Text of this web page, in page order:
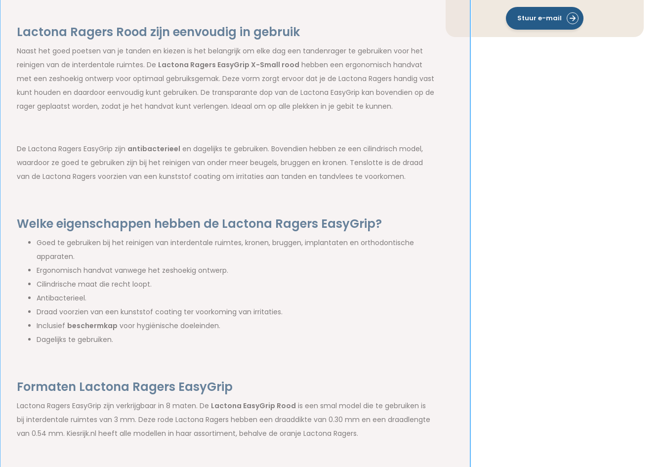
Lactona Ragers Rood zijn eenvoudig in gebruik
Naast het goed poetsen van je tanden en kiezen is het belangrijk om elke dag een tandenrager te gebruiken voor het
reinigen van de interdentale ruimtes. De Lactona Ragers EasyGrip X-Small rood hebben een ergonomisch handvat
met een zeshoekig ontwerp voor optimaal gebruiksgemak. Deze vorm zorgt ervoor dat je de Lactona Ragers handig vast
kunt houden en daardoor eenvoudig kunt gebruiken. De transparante dop van de Lactona EasyGrip kan bovendien op de
rager geplaatst worden, zodat je het handvat kunt verlengen. Ideaal om op alle plekken in je gebit te kunnen.
De Lactona Ragers EasyGrip zijn antibacterieel en dagelijks te gebruiken. Bovendien hebben ze een cilindrisch model,
waardoor ze goed te gebruiken zijn bij het reinigen van onder meer beugels, bruggen en kronen. Tenslotte is de draad
van de Lactona Ragers voorzien van een kunststof coating om irritaties aan tanden en tandvlees te voorkomen.
Welke eigenschappen hebben de Lactona Ragers EasyGrip?
Goed te gebruiken bij het reinigen van interdentale ruimtes, kronen, bruggen, implantaten en orthodontische
apparaten.
Ergonomisch handvat vanwege het zeshoekig ontwerp.
Cilindrische maat die recht loopt.
Antibacterieel.
Draad voorzien van een kunststof coating ter voorkoming van irritaties.
Inclusief beschermkap voor hygiënische doeleinden.
Dagelijks te gebruiken.
Formaten Lactona Ragers EasyGrip
Lactona Ragers EasyGrip zijn verkrijgbaar in 8 maten. De Lactona EasyGrip Rood is een smal model die te gebruiken is
bij interdentale ruimtes van 3 mm. Deze rode Lactona Ragers hebben een draaddikte van 0.30 mm en een draadlengte
van 0.54 mm. Kiesrijk.nl heeft alle modellen in haar assortiment, behalve de oranje Lactona Ragers.
Stuur e-mail